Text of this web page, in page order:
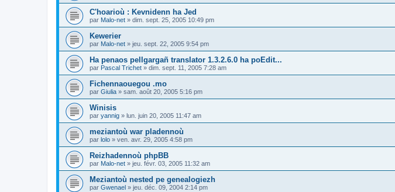
C'hoarioù : Kevnidenn ha Jed
par Malo-net » dim. sept. 25, 2005 10:49 pm
Kewerier
par Malo-net » jeu. sept. 22, 2005 9:54 pm
Ha penaos pellgargañ translator 1.3.2.6.0 ha poEdit...
par Pascal Trichet » dim. sept. 11, 2005 7:28 am
Fichennaouegou .mo
par Giulia » sam. août 20, 2005 5:16 pm
Winisis
par yannig » lun. juin 20, 2005 11:47 am
meziantoù war pladennoù
par lolo » ven. avr. 29, 2005 4:58 pm
Reizhadennoù phpBB
par Malo-net » jeu. févr. 03, 2005 11:32 am
Meziantoù nested pe genealogiezh
par Gwenael » jeu. déc. 09, 2004 2:14 pm